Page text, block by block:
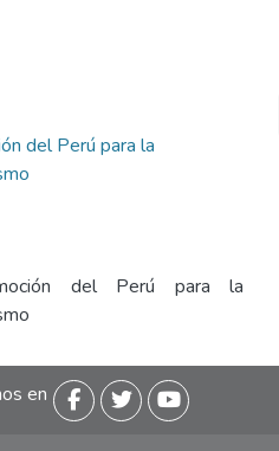
del Perú para la
del Perú para la
en